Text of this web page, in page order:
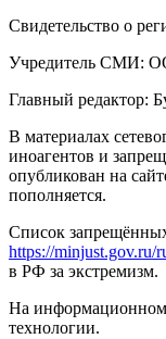
Свидетельство о
Учредитель
Главный редактор:
В материалах
иноагентов и
опубликован на
пополняется.
Список
https://minjust.gov.ru/
в РФ за экстремизм.
На информационном
технологии.